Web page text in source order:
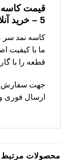
5 – خرید آنلاین
ما با کیفیت
قطعه را با
جهت سفارش و
ارسال فوری
محصولات مرتبط